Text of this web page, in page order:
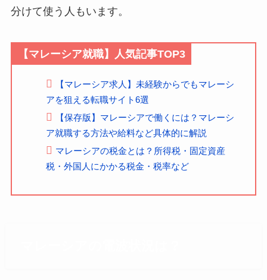
分けて使う人もいます。
【マレーシア就職】人気記事TOP3
【マレーシア求人】未経験からでもマレーシ
アを狙える転職サイト6選
【保存版】マレーシアで働くには？マレーシ
ア就職する方法や給料など具体的に解説
マレーシアの税金とは？所得税・固定資産
税・外国人にかかる税金・税率など